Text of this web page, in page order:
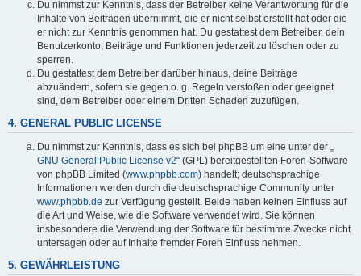
Du nimmst zur Kenntnis, dass der Betreiber keine Verantwortung für die
Inhalte von Beiträgen übernimmt, die er nicht selbst erstellt hat oder die
er nicht zur Kenntnis genommen hat. Du gestattest dem Betreiber, dein
Benutzerkonto, Beiträge und Funktionen jederzeit zu löschen oder zu
sperren.
Du gestattest dem Betreiber darüber hinaus, deine Beiträge
abzuändern, sofern sie gegen o. g. Regeln verstoßen oder geeignet
sind, dem Betreiber oder einem Dritten Schaden zuzufügen.
4. GENERAL PUBLIC LICENSE
Du nimmst zur Kenntnis, dass es sich bei phpBB um eine unter der „
GNU General Public License v2“ (GPL) bereitgestellten Foren-Software
von phpBB Limited (www.phpbb.com) handelt; deutschsprachige
Informationen werden durch die deutschsprachige Community unter
www.phpbb.de zur Verfügung gestellt. Beide haben keinen Einfluss auf
die Art und Weise, wie die Software verwendet wird. Sie können
insbesondere die Verwendung der Software für bestimmte Zwecke nicht
untersagen oder auf Inhalte fremder Foren Einfluss nehmen.
5. GEWÄHRLEISTUNG